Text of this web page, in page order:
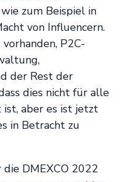
zum Beispiel in
von Influencern.
P2C-
der Rest der
dies nicht für alle
aber es ist jetzt
in Betracht zu
DMEXCO 2022